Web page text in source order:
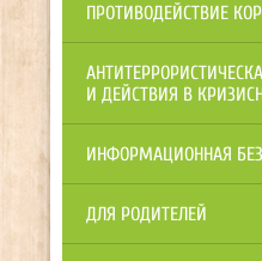
ПРОТИВОДЕЙСТВИЕ
И ДЕЙСТВИЯ В
ИНФОРМАЦИОННАЯ
ДЛЯ РОДИТЕЛЕЙ